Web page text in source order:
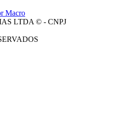
Macro
LTDA © - CNPJ